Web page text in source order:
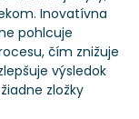
Inovatívna
pohlcuje
čím znižuje
výsledok
zložky